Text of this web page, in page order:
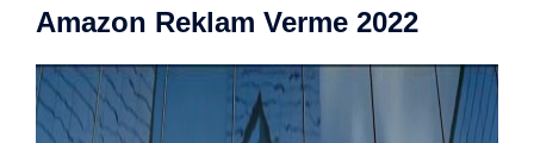
Amazon Reklam Verme 2022